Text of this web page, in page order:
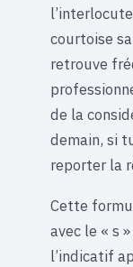
courtoise
retrouve
de la
demain, si
reporter la
Cette
avec le « s
l’indicatif